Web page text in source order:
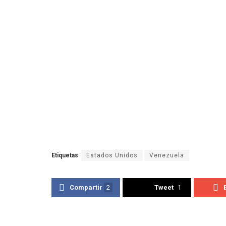
Etiquetas Estados Unidos Venezuela
Compartir 2 Tweet 1